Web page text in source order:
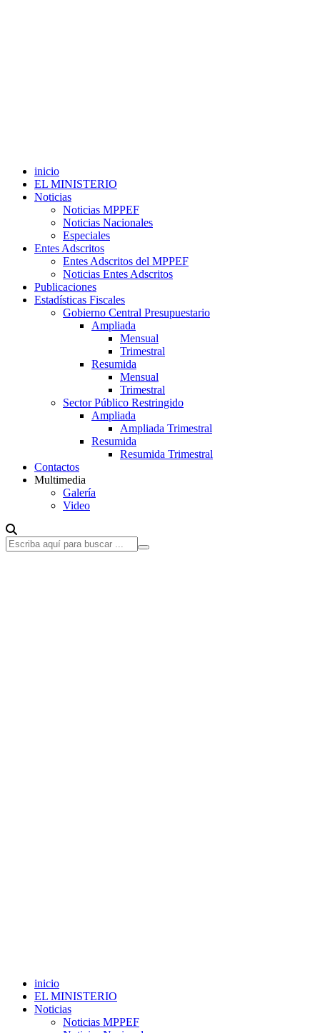
inicio
EL MINISTERIO
Noticias
Noticias MPPEF
Noticias Nacionales
Especiales
Entes Adscritos
Entes Adscritos del MPPEF
Noticias Entes Adscritos
Publicaciones
Estadísticas Fiscales
Gobierno Central Presupuestario
Ampliada
Mensual
Trimestral
Resumida
Mensual
Trimestral
Sector Público Restringido
Ampliada
Ampliada Trimestral
Resumida
Resumida Trimestral
Contactos
Multimedia
Galería
Video
inicio
EL MINISTERIO
Noticias
Noticias MPPEF